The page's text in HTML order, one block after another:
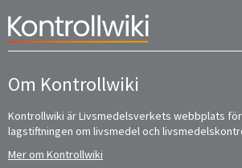
Om Kontrollwiki
Kontrollwiki är Livsmedelsverkets webbplats
lagstiftningen om livsmedel och
Mer om Kontrollwiki